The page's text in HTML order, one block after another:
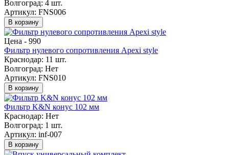
Волгоград: 4 шт.
Артикул: FNS006
В корзину
Цена - 990
Фильтр нулевого сопротивления Apexi style
Краснодар: 11 шт.
Волгоград: Нет
Артикул: FNS010
В корзину
Фильтр K&N конус 102 мм
Краснодар: Нет
Волгоград: 1 шт.
Артикул: inf-007
В корзину